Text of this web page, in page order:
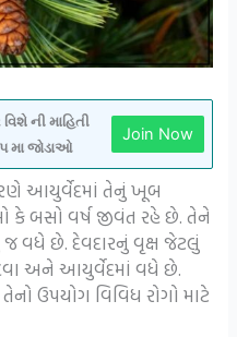
ની માહિતી
મા જોડાઓ
Join Now
આયુર્વેદમાં તેનું ખૂબ
કે બસો વર્ષ જીવંત રહે છે. તેને
વધે છે. દેવદારનું વૃક્ષ જેટલું
અને આયુર્વેદમાં વધે છે.
ઉપયોગ વિવિધ રોગો માટે